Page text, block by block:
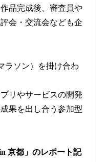
品完成後、審査員や
会・交流会なども企
ラソン）を掛け合わ
リやサービスの開発
果を出し合う参加型
京都」のレポート記